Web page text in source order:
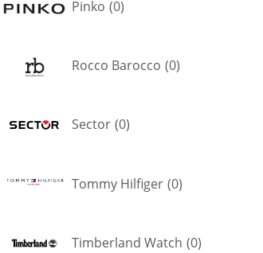
Pinko (0)
Rocco Barocco (0)
Sector (0)
Tommy Hilfiger (0)
Timberland Watch (0)